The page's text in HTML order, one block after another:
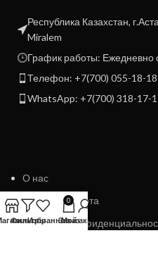
Республика Казахстан,
Miralem
График работы: Ежедневно
Телефон: +7(700) 055-18-18
WhatsApp: +7(700) 318-17-
О нас
Договор Оферта
Политика
ФильтрыИзбранное
0
Заказ
Мой аккаунт